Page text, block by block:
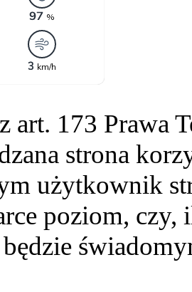
art. 173 Prawa
strona
użytkownik
poziom,